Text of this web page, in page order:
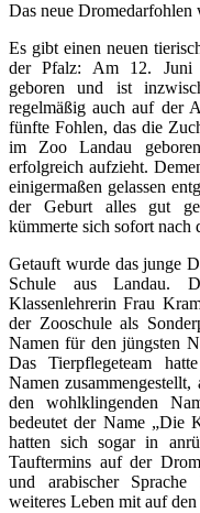
Das neue
Es gibt einen neuen
der Pfalz: Am 12. Juni
geboren und ist
regelmäßig auch auf der
fünfte Fohlen, das die
im Zoo Landau
erfolgreich aufzieht.
einigermaßen gelassen
der Geburt alles gut
kümmerte sich sofort nach
Getauft wurde das junge
Schule aus Landau.
Klassenlehrerin Frau
der Zooschule als
Namen für den jüngsten
Das Tierpflegeteam
Namen
den wohlklingenden
bedeutet der Name „Die
hatten sich sogar in
Tauftermins auf der
und arabischer
weiteres Leben mit auf